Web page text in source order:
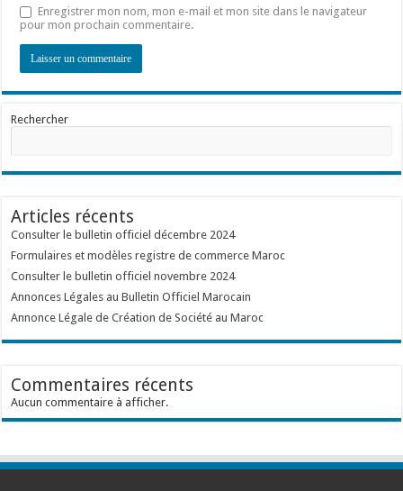
Enregistrer mon nom, mon e-mail et mon site dans le navigateur
pour mon prochain commentaire.
Rechercher
Articles récents
Consulter le bulletin officiel décembre 2024
Formulaires et modèles registre de commerce Maroc
Consulter le bulletin officiel novembre 2024
Annonces Légales au Bulletin Officiel Marocain
Annonce Légale de Création de Société au Maroc
Commentaires récents
Aucun commentaire à afficher.